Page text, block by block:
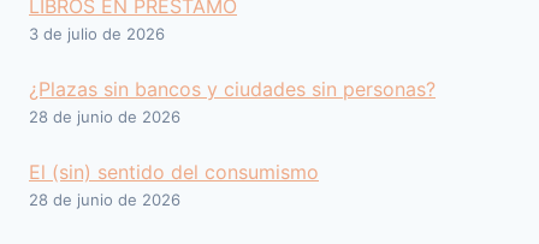
LIBROS EN PRESTAMO
3 de julio de 2026
¿Plazas sin bancos y ciudades sin personas?
28 de junio de 2026
El (sin) sentido del consumismo
28 de junio de 2026